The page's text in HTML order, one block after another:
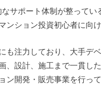
サポート体制が整って
ンション投資初心者に向
も注力しており、大手デ
、設計、施工まで一貫し
開発・販売事業を行って